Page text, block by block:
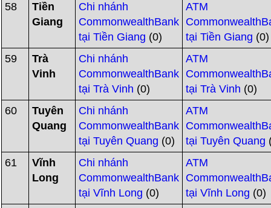
58
Tiền
Giang
Chi nhánh
CommonwealthBank
tại Tiền Giang (0)
ATM
tại Tiền Giang (0)
59
Trà
Vinh
Chi nhánh
CommonwealthBank
tại Trà Vinh (0)
ATM
tại Trà Vinh (0)
60
Tuyên
Quang
Chi nhánh
CommonwealthBank
tại Tuyên Quang (0)
ATM
tại Tuyên Quang
61
Vĩnh
Long
Chi nhánh
CommonwealthBank
tại Vĩnh Long (0)
ATM
tại Vĩnh Long (0)